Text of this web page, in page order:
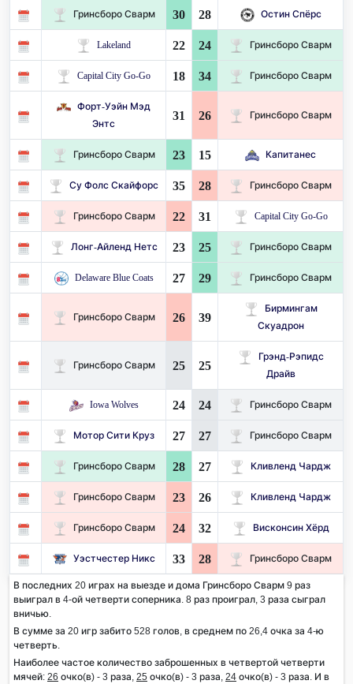
Гринсборо Сварм 30 28 Остин Спёрс
Lakeland 22 24 Гринсборо Сварм
Capital City Go-Go 18 34 Гринсборо Сварм
Форт-Уэйн Мэд
Энтс
31 26 Гринсборо Сварм
Гринсборо Сварм 23 15 Капитанес
Су Фолс Скайфорс 35 28 Гринсборо Сварм
Гринсборо Сварм 22 31 Capital City Go-Go
Лонг-Айленд Нетс 23 25 Гринсборо Сварм
Delaware Blue Coats 27 29 Гринсборо Сварм
Гринсборо Сварм 26 39
Бирмингам
Скуадрон
Гринсборо Сварм 25 25
Грэнд-Рэпидс
Драйв
Iowa Wolves 24 24 Гринсборо Сварм
Мотор Сити Круз 27 27 Гринсборо Сварм
Гринсборо Сварм 28 27 Кливленд Чардж
Гринсборо Сварм 23 26 Кливленд Чардж
Гринсборо Сварм 24 32 Висконсин Хёрд
Уэстчестер Никс 33 28 Гринсборо Сварм
В последних 20 играх на выезде и дома Гринсборо Сварм 9 раз
выиграл в 4-ой четверти соперника. 8 раз проиграл, 3 раза сыграл
вничью.
В сумме за 20 игр забито 528 голов, в среднем по 26,4 очка за 4-ю
четверть.
Наиболее частое количество заброшенных в четвертой четверти
мячей: 26 очко(в) - 3 раза, 25 очко(в) - 3 раза, 24 очко(в) - 3 раза. И в